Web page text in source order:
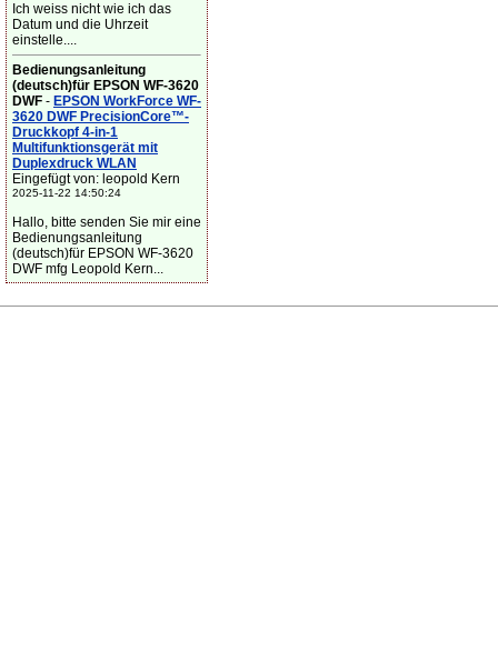
Ich weiss nicht wie ich das
Datum und die Uhrzeit
einstelle....
Bedienungsanleitung
(deutsch)für EPSON WF-3620
DWF - EPSON WorkForce WF-
3620 DWF PrecisionCore™-
Druckkopf 4-in-1
Multifunktionsgerät mit
Duplexdruck WLAN
Eingefügt von: leopold Kern
2025-11-22 14:50:24
Hallo, bitte senden Sie mir eine
Bedienungsanleitung
(deutsch)für EPSON WF-3620
DWF mfg Leopold Kern...